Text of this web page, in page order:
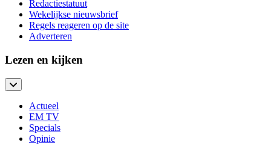
Redactiestatuut
Wekelijkse nieuwsbrief
Regels reageren op de site
Adverteren
Lezen en kijken
Actueel
EM TV
Specials
Opinie